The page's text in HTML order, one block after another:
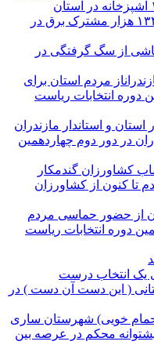
پرداخت پاداش صرفه جویی به ۱۳۴ هزار مشترک برق در
ناشی از سگ گرفتگی در
مردم استان برای
انتخابات ریاست
استان و استاندار مازندران
در دور دوم چهاردهمین
حساب کشاورزان گندمکار
۸۲ هزار تن گندم تا کنون از کشاورزان
از حضور حماسی مردم
دوره انتخابات ریاست
یک انتخاب درست
( این دست آن دست ) در
خویی) شهرستان ساری
محکم در عرصه بین